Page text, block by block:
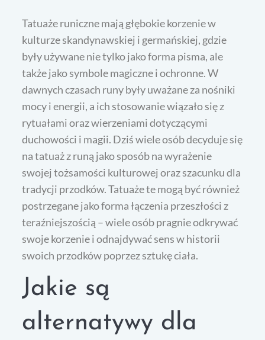
Tatuaże runiczne mają głębokie korzenie w
kulturze skandynawskiej i germańskiej, gdzie
były używane nie tylko jako forma pisma, ale
także jako symbole magiczne i ochronne. W
dawnych czasach runy były uważane za nośniki
mocy i energii, a ich stosowanie wiązało się z
rytuałami oraz wierzeniami dotyczącymi
duchowości i magii. Dziś wiele osób decyduje się
na tatuaż z runą jako sposób na wyrażenie
swojej tożsamości kulturowej oraz szacunku dla
tradycji przodków. Tatuaże te mogą być również
postrzegane jako forma łączenia przeszłości z
teraźniejszością – wiele osób pragnie odkrywać
swoje korzenie i odnajdywać sens w historii
swoich przodków poprzez sztukę ciała.
Jakie są
alternatywy dla